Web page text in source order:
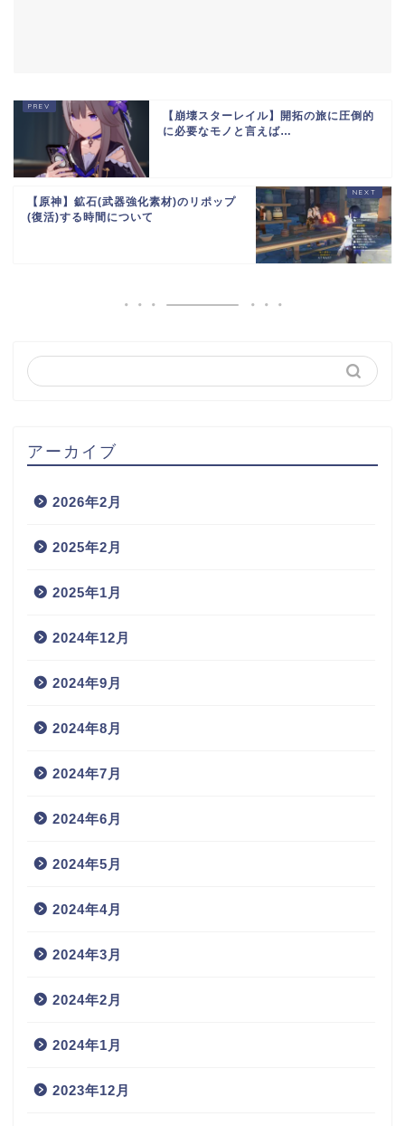
【崩壊スターレイル】開拓の旅に圧倒的
に必要なモノと言えば…
【原神】鉱石(武器強化素材)のリポップ
(復活)する時間について
アーカイブ
2026年2月
2025年2月
2025年1月
2024年12月
2024年9月
2024年8月
2024年7月
2024年6月
2024年5月
2024年4月
2024年3月
2024年2月
2024年1月
2023年12月